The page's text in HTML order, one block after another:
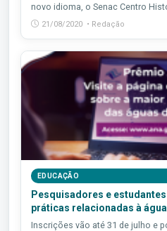
novo idioma, o Senac Centro
21/08/2020 • Redação
EDUCAÇÃO
Pesquisadores e
práticas relacionadas à
Inscrições vão até 31 de julho e